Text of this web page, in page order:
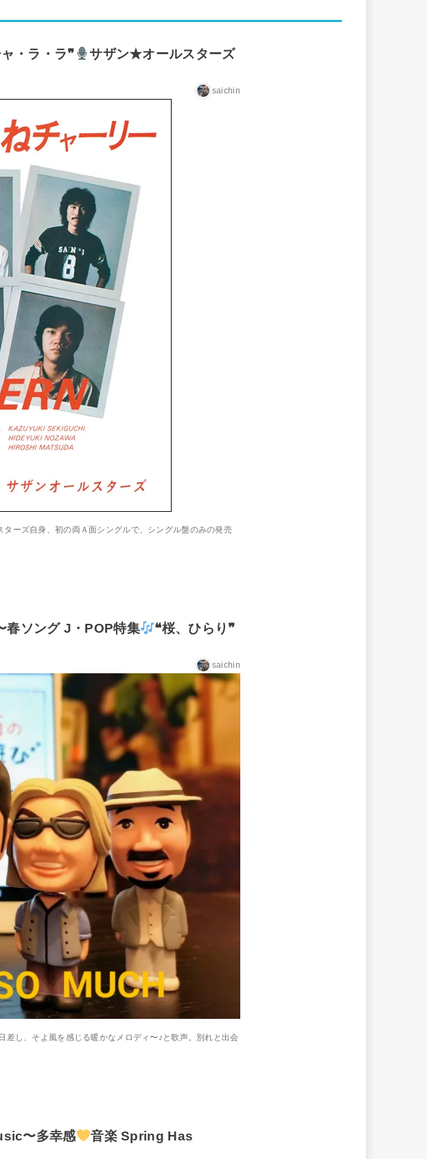
・ラ・ラ❞
サザン★オールスターズ
saichin
ーズ自身、初の両Ａ面シングルで、シングル盤のみの発売
春ソング J・POP特集
❝桜、ひらり❞
saichin
し、そよ風を感じる暖かなメロディ〜♪と歌声。別れと出会
〜多幸感
音楽 Spring Has